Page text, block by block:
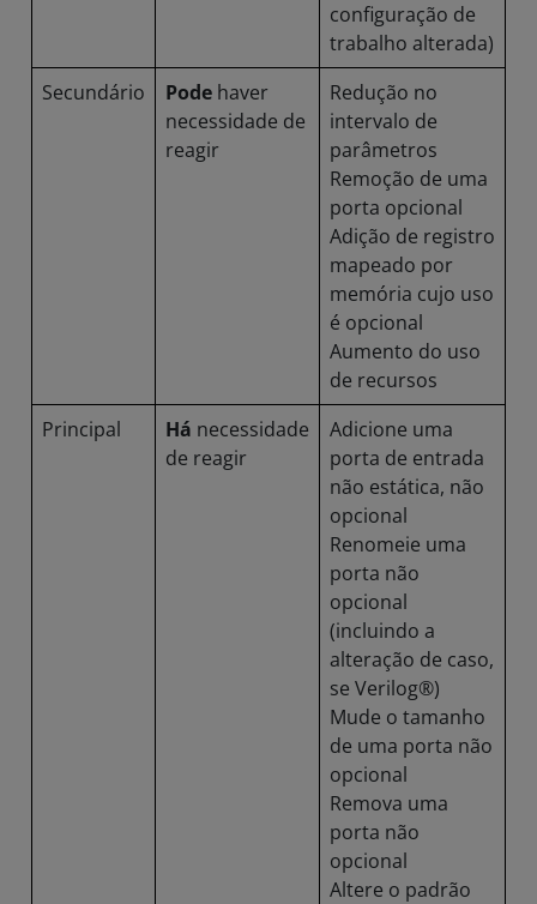
configuração de
trabalho alterada)
Secundário
Pode haver
necessidade de
reagir
Redução no
intervalo de
parâmetros
Remoção de uma
porta opcional
Adição de registro
mapeado por
memória cujo uso
é opcional
Aumento do uso
de recursos
Principal
Há necessidade
de reagir
Adicione uma
porta de entrada
não estática, não
opcional
Renomeie uma
porta não
opcional
(incluindo a
alteração de caso,
se Verilog®)
Mude o tamanho
de uma porta não
opcional
Remova uma
porta não
opcional
Altere o padrão